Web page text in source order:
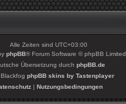
Alle Zeiten sind UTC+03:00
phpBB® Forum Software © phpBB Limited
Übersetzung durch phpBB.de
phpBB skins by Tastenplayer
| Nutzungsbedingungen